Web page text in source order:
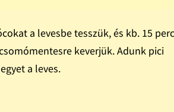
a levesbe tesszük, és kb. 15
keverjük. Adunk pici
a leves.